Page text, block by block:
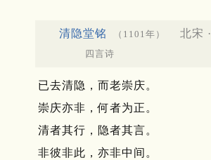
清隐堂铭 （1101年） 北宋 ·
四言诗
已去清隐，而老崇庆。
崇庆亦非，何者为正。
清者其行，隐者其言。
非彼非此，亦非中间。